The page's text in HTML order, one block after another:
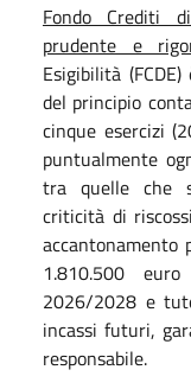
Fondo Crediti
prudente e
Esigibilità
del principio
cinque esercizi
puntualmente
tra quelle che
criticità di
accantonamento
1.810.500
2026/2028 e
incassi futuri,
responsabile.